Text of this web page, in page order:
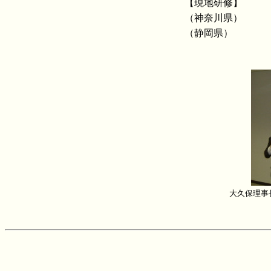
【現地研修】
（神奈川県）
（静岡県）
大久保理